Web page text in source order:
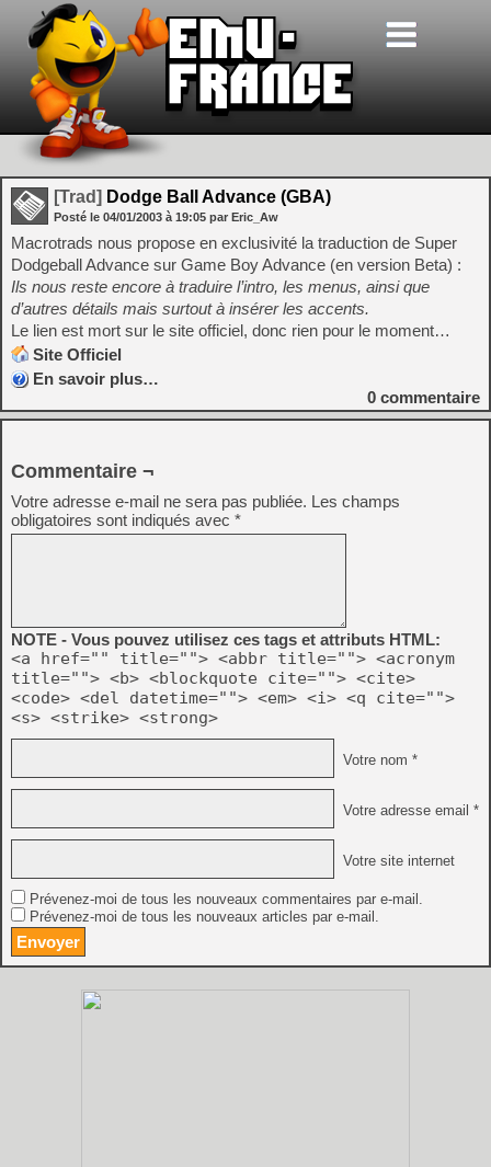
[Trad] Dodge Ball Advance (GBA)
Posté le 04/01/2003 à 19:05 par Eric_Aw
Macrotrads nous propose en exclusivité la traduction de Super
Dodgeball Advance sur Game Boy Advance (en version Beta) :
Ils nous reste encore à traduire l’intro, les menus, ainsi que
d’autres détails mais surtout à insérer les accents.
Le lien est mort sur le site officiel, donc rien pour le moment…
Site Officiel
En savoir plus…
0 commentaire
Commentaire ¬
Votre adresse e-mail ne sera pas publiée. Les champs
obligatoires sont indiqués avec *
NOTE - Vous pouvez utilisez ces tags et attributs HTML:
<a href="" title=""> <abbr title=""> <acronym
title=""> <b> <blockquote cite=""> <cite>
<code> <del datetime=""> <em> <i> <q cite="">
<s> <strike> <strong>
Votre nom *
Votre adresse email *
Votre site internet
Prévenez-moi de tous les nouveaux commentaires par e-mail.
Prévenez-moi de tous les nouveaux articles par e-mail.